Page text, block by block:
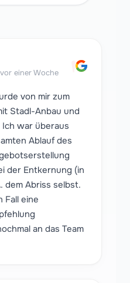
"
vor einer Woche
von mir zum
Stadl-Anbau und
war überaus
Ablauf des
der Entkernung (in
dem Abriss selbst.
Fall eine
an das Team